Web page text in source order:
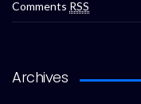
Comments RSS
Archives